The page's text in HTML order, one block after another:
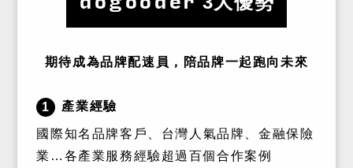
期待成為品牌配速員，陪品牌一起跑向未來
1 產業經驗
國際知名品牌客戶、台灣人氣品牌、金融保險
業…各產業服務經驗超過百個合作案例